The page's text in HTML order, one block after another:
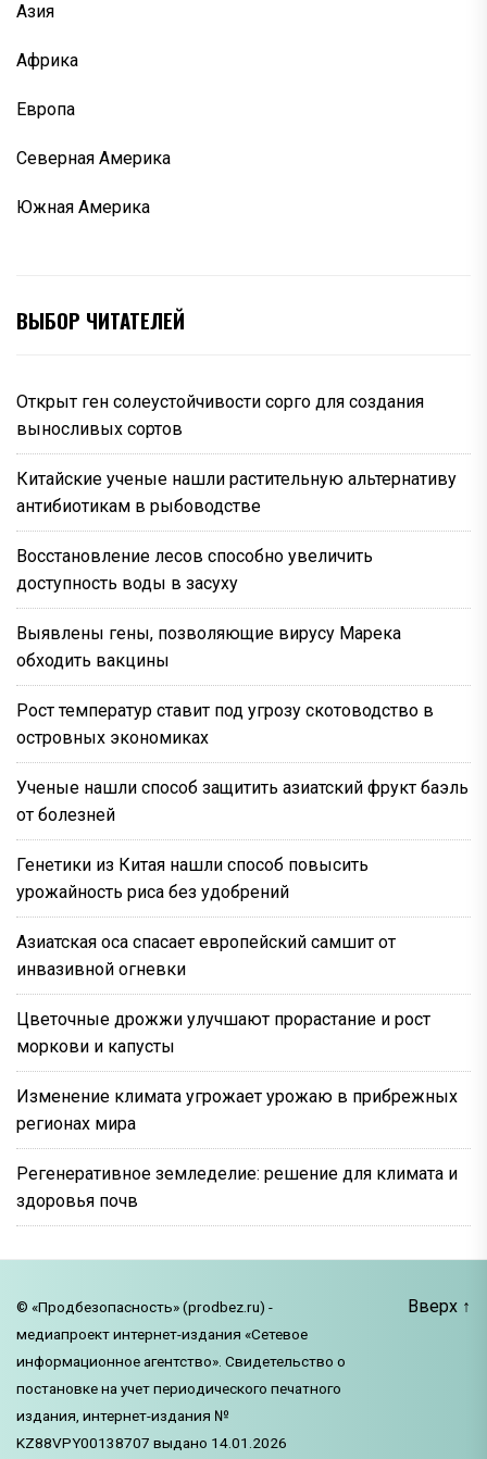
Азия
Африка
Европа
Северная Америка
Южная Америка
ВЫБОР ЧИТАТЕЛЕЙ
Открыт ген солеустойчивости сорго для создания
выносливых сортов
Китайские ученые нашли растительную альтернативу
антибиотикам в рыбоводстве
Восстановление лесов способно увеличить
доступность воды в засуху
Выявлены гены, позволяющие вирусу Марека
обходить вакцины
Рост температур ставит под угрозу скотоводство в
островных экономиках
Ученые нашли способ защитить азиатский фрукт баэль
от болезней
Генетики из Китая нашли способ повысить
урожайность риса без удобрений
Азиатская оса спасает европейский самшит от
инвазивной огневки
Цветочные дрожжи улучшают прорастание и рост
моркови и капусты
Изменение климата угрожает урожаю в прибрежных
регионах мира
Регенеративное земледелие: решение для климата и
здоровья почв
© «Продбезопасность» (prodbez.ru) -
медиапроект интернет-издания «Сетевое
информационное агентство». Свидетельство о
постановке на учет периодического печатного
издания, интернет-издания №
KZ88VPY00138707 выдано 14.01.2026
Вверх ↑